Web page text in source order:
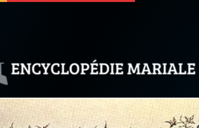
À propos Facebook Infos légales
◼︎À la une